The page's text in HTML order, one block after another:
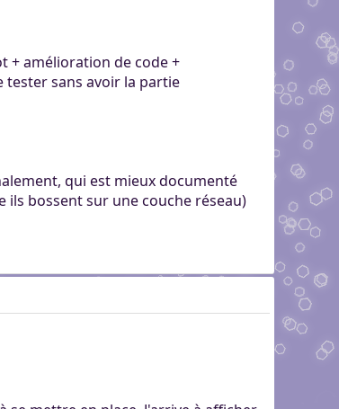
+ amélioration de code +
sans avoir la partie
qui est mieux documenté
bossent sur une couche réseau)